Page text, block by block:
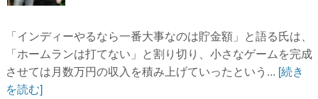
「インディーやるなら一番大事なのは貯金額」と語る氏は、
「ホームランは打てない」と割り切り、小さなゲームを完成
させては月数万円の収入を積み上げていったという... [続き
を読む]